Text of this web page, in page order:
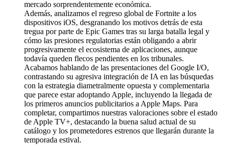
mercado sorprendentemente económica.
Además, analizamos el regreso global de Fortnite a los
dispositivos iOS, desgranando los motivos detrás de esta
tregua por parte de Epic Games tras su larga batalla legal y
cómo las presiones regulatorias están obligando a abrir
progresivamente el ecosistema de aplicaciones, aunque
todavía queden flecos pendientes en los tribunales.
Acabamos hablando de las presentaciones del Google I/O,
contrastando su agresiva integración de IA en las búsquedas
con la estrategia diametralmente opuesta y complementaria
que parece estar adoptando Apple, incluyendo la llegada de
los primeros anuncios publicitarios a Apple Maps. Para
completar, compartimos nuestras valoraciones sobre el estado
de Apple TV+, destacando la buena salud actual de su
catálogo y los prometedores estrenos que llegarán durante la
temporada estival.